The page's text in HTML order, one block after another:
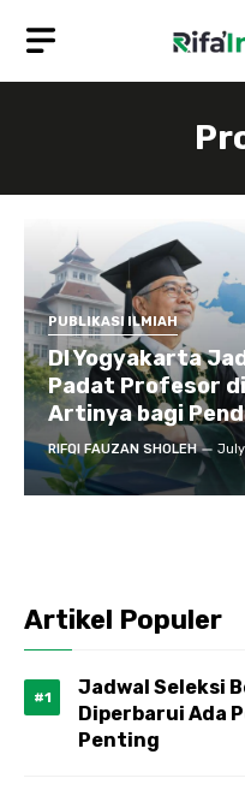
PUBLIKASI ILMIAH
DI Yogyakarta
Padat Profesor
Artinya bagi
RIFQI FAUZAN SHOLEH
Artikel Populer
Jadwal Seleksi
Diperbarui Ada
Penting